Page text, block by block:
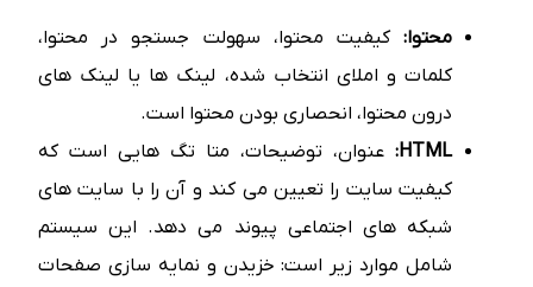
محتوا: کیفیت محتوا، سهولت جستجو در محتوا،
کلمات و املای انتخاب شده، لینک ها یا لینک های
درون محتوا، انحصاری بودن محتوا است.
HTML:
عنوان، توضیحات، متا تگ هایی است که
کیفیت سایت را تعیین می کند و آن را با سایت های
شبکه های اجتماعی پیوند می دهد. این سیستم
شامل موارد زیر است: خزیدن و نمایه سازی صفحات